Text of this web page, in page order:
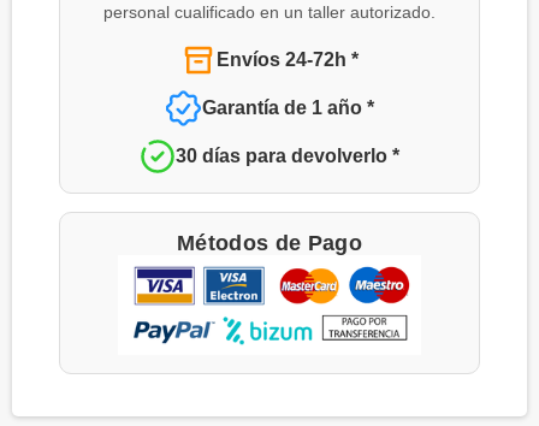
personal cualificado en un taller autorizado.
Envíos 24-72h *
Garantía de 1 año *
30 días para devolverlo *
Métodos de Pago